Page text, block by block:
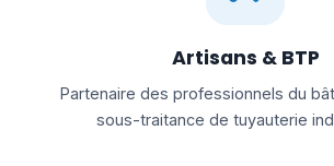
Artisans & BTP
Partenaire des professionnels du
sous-traitance de tuyauterie